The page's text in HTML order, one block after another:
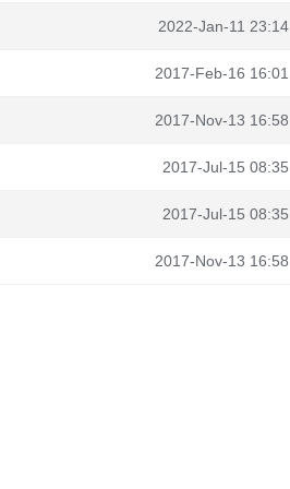
2022-Jan-11 23:14
2017-Feb-16 16:01
2017-Nov-13 16:58
2017-Jul-15 08:35
2017-Jul-15 08:35
2017-Nov-13 16:58